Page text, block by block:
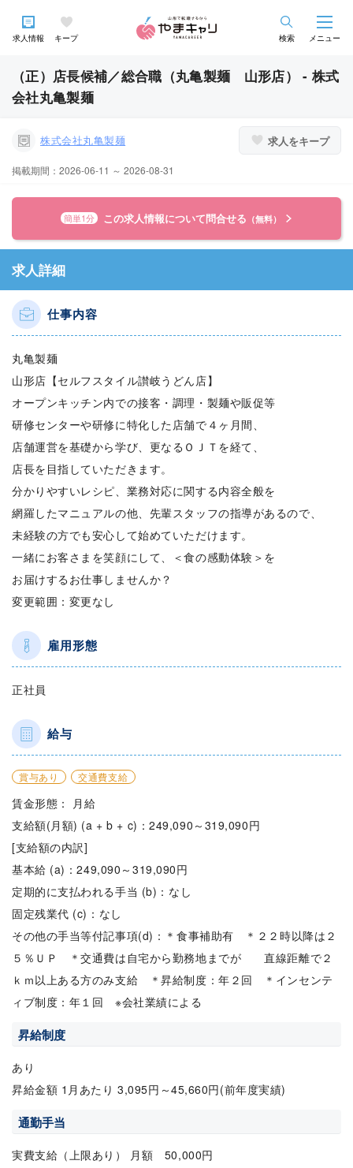
求人情報 キープ 検索 メニュー
（正）店長候補／総合職（丸亀製麺 山形店） - 株式
会社丸亀製麺
株式会社丸亀製麺 求人をキープ
掲載期間：2026-06-11 ～ 2026-08-31
簡単1分 この求人情報について問合せる （無料）
求人詳細
仕事内容
丸亀製麺
山形店【セルフスタイル讃岐うどん店】
オープンキッチン内での接客・調理・製麺や販促等
研修センターや研修に特化した店舗で４ヶ月間、
店舗運営を基礎から学び、更なるＯＪＴを経て、
店長を目指していただきます。
分かりやすいレシピ、業務対応に関する内容全般を
網羅したマニュアルの他、先輩スタッフの指導があるので、
未経験の方でも安心して始めていただけます。
一緒にお客さまを笑顔にして、＜食の感動体験＞を
お届けするお仕事しませんか？
変更範囲：変更なし
雇用形態
正社員
給与
賞与あり 交通費支給
賃金形態： 月給
支給額(月額) (a + b + c)：249,090～319,090円
[支給額の内訳]
基本給 (a)：249,090～319,090円
定期的に支払われる手当 (b)：なし
固定残業代 (c)：なし
その他の手当等付記事項(d)：＊食事補助有 ＊２２時以降は２
５％ＵＰ ＊交通費は自宅から勤務地までが 直線距離で２
ｋｍ以上ある方のみ支給 ＊昇給制度：年２回 ＊インセンテ
ィブ制度：年１回 ※会社業績による
昇給制度
あり
昇給金額 1月あたり 3,095円～45,660円(前年度実績)
通勤手当
実費支給（上限あり） 月額 50,000円